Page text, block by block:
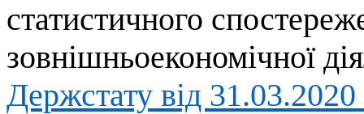
статистичного
зовнішньоекономічної
Держстату від